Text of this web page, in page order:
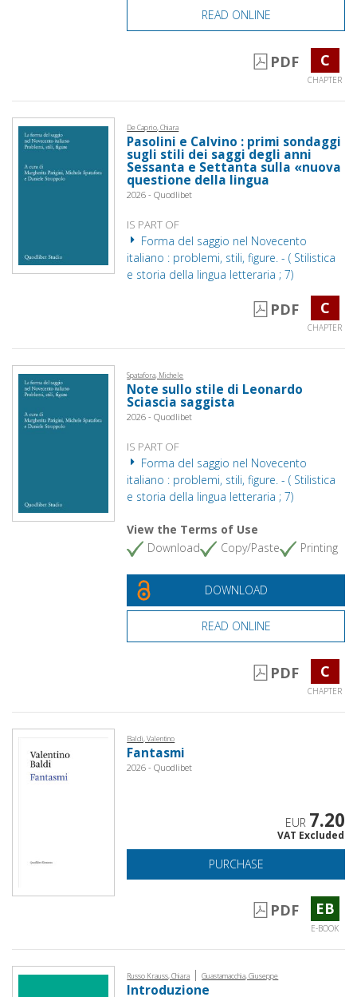
READ ONLINE
PDF C
CHAPTER
De Caprio, Chiara
Pasolini e Calvino : primi sondaggi
sugli stili dei saggi degli anni
Sessanta e Settanta sulla «nuova
questione della lingua
2026 - Quodlibet
IS PART OF
Forma del saggio nel Novecento
italiano : problemi, stili, figure. - ( Stilistica
e storia della lingua letteraria ; 7)
PDF C
CHAPTER
Spatafora, Michele
Note sullo stile di Leonardo
Sciascia saggista
2026 - Quodlibet
IS PART OF
Forma del saggio nel Novecento
italiano : problemi, stili, figure. - ( Stilistica
e storia della lingua letteraria ; 7)
View the Terms of Use
Download
Copy/Paste Printing
DOWNLOAD
READ ONLINE
PDF C
CHAPTER
Baldi, Valentino
Fantasmi
2026 - Quodlibet
EUR 7.20
VAT Excluded
PURCHASE
PDF EB
E-BOOK
Russo Krauss, Chiara | Guastamacchia, Giuseppe
Introduzione